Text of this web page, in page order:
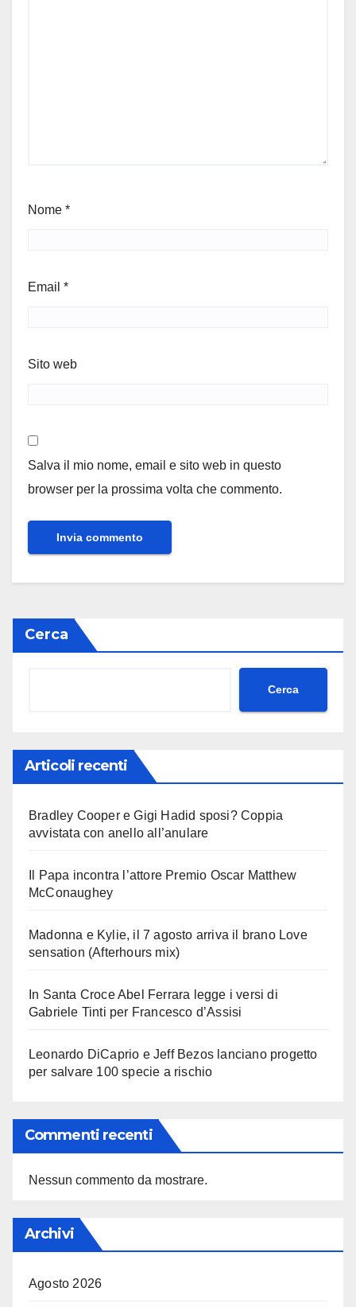
Nome *
Email *
Sito web
Salva il mio nome, email e sito web in questo
browser per la prossima volta che commento.
Cerca
Cerca
Articoli recenti
Bradley Cooper e Gigi Hadid sposi? Coppia
avvistata con anello all’anulare
Il Papa incontra l’attore Premio Oscar Matthew
McConaughey
Madonna e Kylie, il 7 agosto arriva il brano Love
sensation (Afterhours mix)
In Santa Croce Abel Ferrara legge i versi di
Gabriele Tinti per Francesco d’Assisi
Leonardo DiCaprio e Jeff Bezos lanciano progetto
per salvare 100 specie a rischio
Commenti recenti
Nessun commento da mostrare.
Archivi
Agosto 2026